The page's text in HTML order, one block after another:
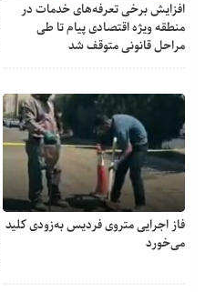
افزایش برخی تعرفه‌های خدمات در
منطقه ویژه اقتصادی پیام تا طی
مراحل قانونی متوقف شد
فاز اجرایی متروی فردیس به‌زودی کلید
می‌خورد